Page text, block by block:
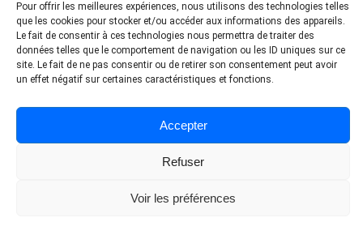
Pour offrir les meilleures expériences, nous utilisons des technologies telles
que les cookies pour stocker et/ou accéder aux informations des appareils.
Le fait de consentir à ces technologies nous permettra de traiter des
données telles que le comportement de navigation ou les ID uniques sur ce
site. Le fait de ne pas consentir ou de retirer son consentement peut avoir
un effet négatif sur certaines caractéristiques et fonctions.
Accepter
Refuser
Voir les préférences
© Tous droits réservés - Collège Alma
Politique de confidentialité